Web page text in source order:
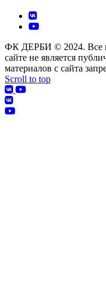
ФК ДЕРБИ © 2024. Все
сайте не является
материалов с сайта
Scroll to top